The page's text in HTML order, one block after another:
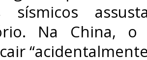
sísmicos
Na China,